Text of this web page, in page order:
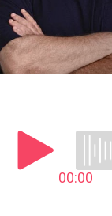
00:00